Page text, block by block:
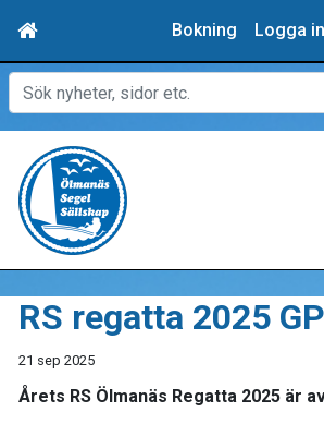
Bokning Logga in
RS regatta 2025
21 sep 2025
Årets RS Ölmanäs Regatta 2025 är